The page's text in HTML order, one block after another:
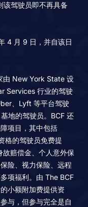
驾驶员即不再具备
4 月 9 日，并自该日
由 New York State 设
Services 行业的驾驶
、Lyft 等平台驾驶
地的驾驶员。BCF 还
项目，其中包括
格的驾驶员免费提
赔偿金、个人意外保
险、视力保险、远程
项福利。由 The BCF
小额附加费提供资
与，但参与完全是自